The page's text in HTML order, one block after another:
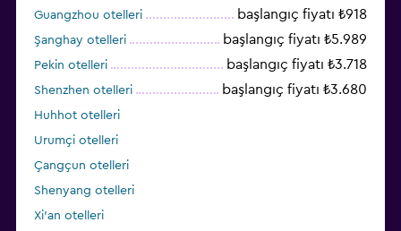
Guangzhou otelleri
başlangıç fiyatı ₺918
Şanghay otelleri başlangıç fiyatı ₺5.989
Pekin otelleri başlangıç fiyatı ₺3.718
Shenzhen otelleri başlangıç fiyatı ₺3.680
Huhhot otelleri
Urumçi otelleri
Çangçun otelleri
Shenyang otelleri
Xi'an otelleri